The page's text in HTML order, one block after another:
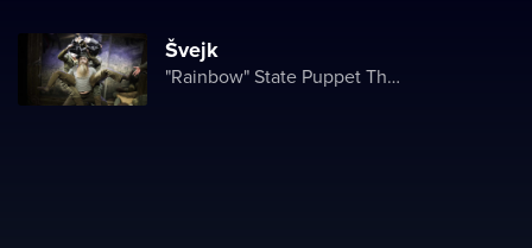
Švejk
"Rainbow" State Puppet Theater